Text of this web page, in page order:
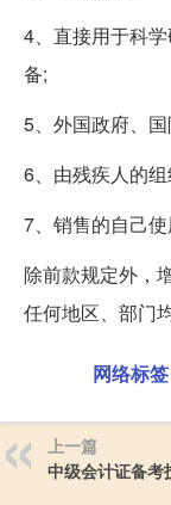
4、直接用于科
备;
5、外国政府、
6、由残疾人的
7、销售的自己使
除前款规定外，
任何地区、部门
网络标签
上一篇
中级会计证备考